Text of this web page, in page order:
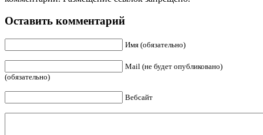
Оставить комментарий
Имя (обязательно)
Mail (не будет опубликовано)
(обязательно)
Вебсайт